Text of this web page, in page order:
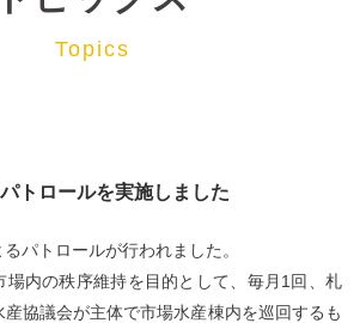
Topics
トロールを実施しました
パトロールが行われました。
場内の秩序維持を目的として、毎月1回、札
協議会が主体で市場水産棟内を巡回するも